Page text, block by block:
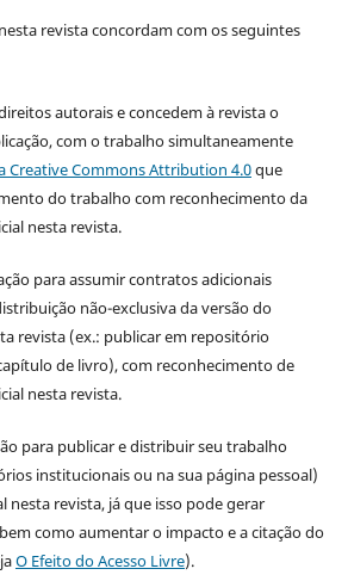
revista concordam com os seguintes
autorais e concedem à revista o
com o trabalho simultaneamente
Creative Commons Attribution 4.0que
do trabalho com reconhecimento da
nesta revista.
para assumir contratos adicionais
não-exclusiva da versão do
revista (ex.: publicar em repositório
de livro), com reconhecimento de
nesta revista.
para publicar e distribuir seu trabalho
institucionais ou na sua página pessoal)
nesta revista, já que isso pode gerar
como aumentar o impacto e a citação do
O Efeito do Acesso Livre).